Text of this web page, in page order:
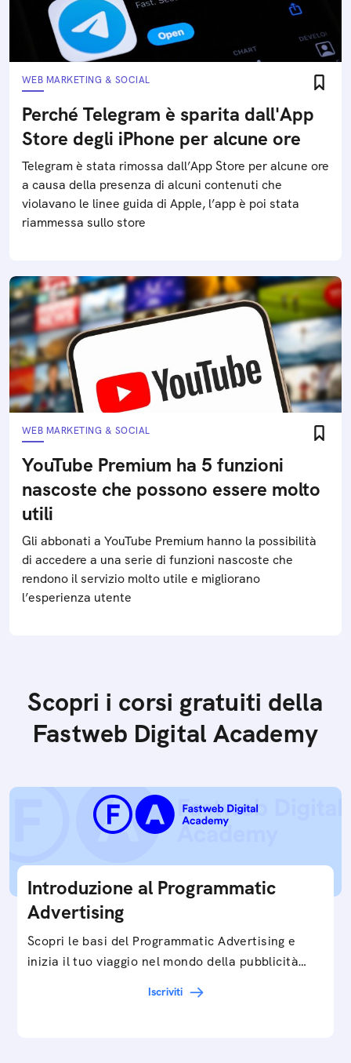
WEB MARKETING & SOCIAL
Perché Telegram è sparita dall'App
Store degli iPhone per alcune ore
Telegram è stata rimossa dall’App Store per alcune ore
a causa della presenza di alcuni contenuti che
violavano le linee guida di Apple, l’app è poi stata
riammessa sullo store
WEB MARKETING & SOCIAL
YouTube Premium ha 5 funzioni
nascoste che possono essere molto
utili
Gli abbonati a YouTube Premium hanno la possibilità
di accedere a una serie di funzioni nascoste che
rendono il servizio molto utile e migliorano
l’esperienza utente
Scopri i corsi gratuiti della
Fastweb Digital Academy
Introduzione al Programmatic
Advertising
Scopri le basi del Programmatic Advertising e
inizia il tuo viaggio nel mondo della pubblicità
Iscriviti